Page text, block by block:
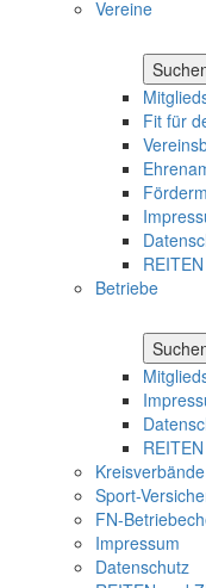
Vereine
Fit für
Betriebe
Kreisverbände
Sport-
FN-
Impressum
Datenschutz